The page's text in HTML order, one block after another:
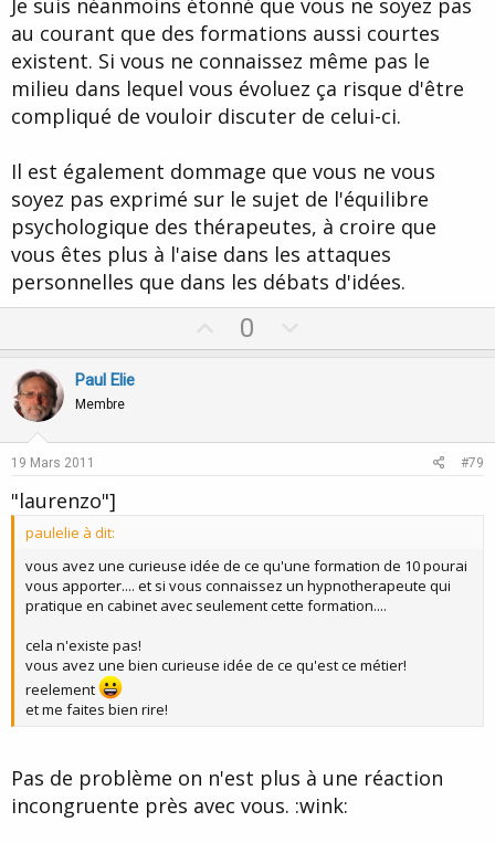
Je suis néanmoins étonné que vous ne soyez pas
au courant que des formations aussi courtes
existent. Si vous ne connaissez même pas le
milieu dans lequel vous évoluez ça risque d'être
compliqué de vouloir discuter de celui-ci.
Il est également dommage que vous ne vous
soyez pas exprimé sur le sujet de l'équilibre
psychologique des thérapeutes, à croire que
vous êtes plus à l'aise dans les attaques
personnelles que dans les débats d'idées.
p
0
o
Paul Elie
Membre
19 Mars 2011 #79
"laurenzo"]
paulelie à dit:
vous avez une curieuse idée de ce qu'une formation de 10 pourai
vous apporter.... et si vous connaissez un hypnotherapeute qui
pratique en cabinet avec seulement cette formation....
cela n'existe pas!
vous avez une bien curieuse idée de ce qu'est ce métier!
reelement
et me faites bien rire!
Pas de problème on n'est plus à une réaction
incongruente près avec vous. :wink: